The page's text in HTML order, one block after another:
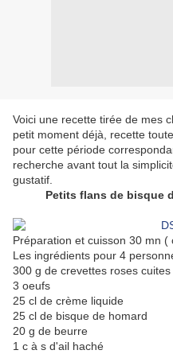
Voici une recette tirée de mes
petit moment déjà, recette
pour cette période
recherche avant tout la
gustatif.
Petits flans de bisque
Préparation et cuisson 30 mn
Les ingrédients pour 4
300 g de crevettes roses
3 oeufs
25 cl de crème liquide
25 cl de bisque de homard
20 g de beurre
1 c à s d'ail haché